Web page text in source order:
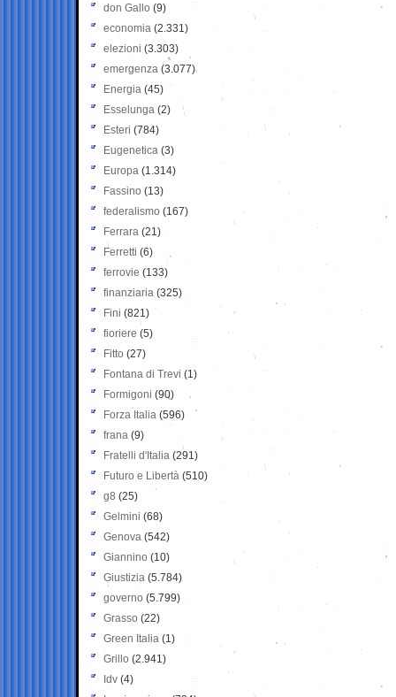
don Gallo (9)
economia (2.331)
elezioni (3.303)
emergenza (3.077)
Energia (45)
Esselunga (2)
Esteri (784)
Eugenetica (3)
Europa (1.314)
Fassino (13)
federalismo (167)
Ferrara (21)
Ferretti (6)
ferrovie (133)
finanziaria (325)
Fini (821)
fioriere (5)
Fitto (27)
Fontana di Trevi (1)
Formigoni (90)
Forza Italia (596)
frana (9)
Fratelli d'Italia (291)
Futuro e Libertà (510)
g8 (25)
Gelmini (68)
Genova (542)
Giannino (10)
Giustizia (5.784)
governo (5.799)
Grasso (22)
Green Italia (1)
Grillo (2.941)
Idv (4)